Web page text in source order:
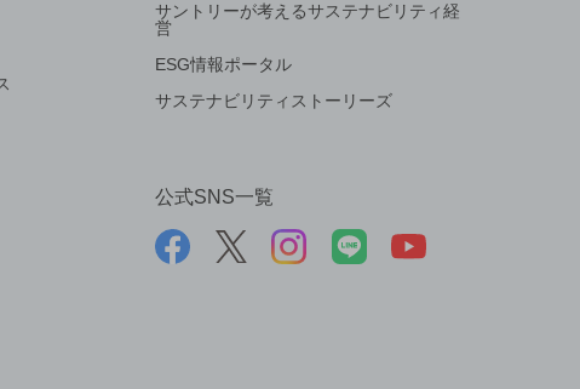
サントリーが考えるサステナビリティ経
営
ESG情報ポータル
サステナビリティストーリーズ
公式SNS一覧